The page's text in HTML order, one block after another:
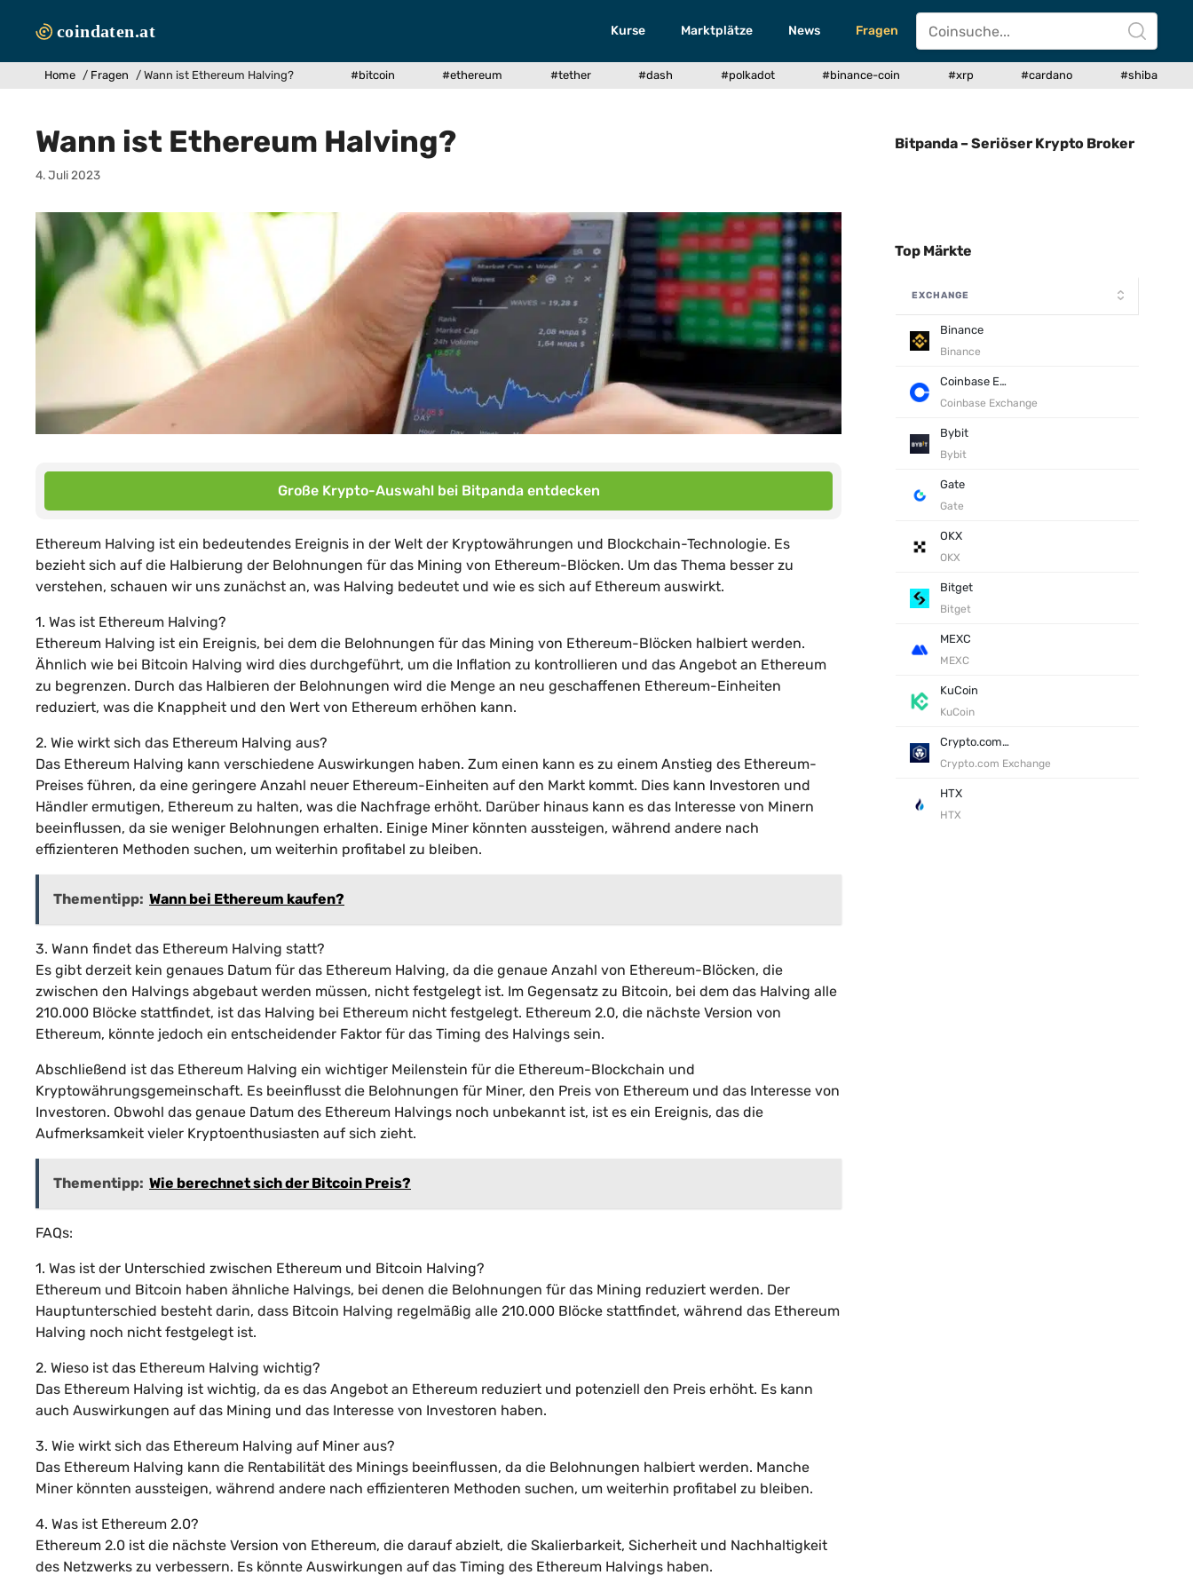
Inhalt
Kurse Marktplätze News Fragen
Home / Fragen / Wann ist Ethereum Halving? #bitcoin #ethereum #tether #dash #polkadot #binance-coin #xrp #cardano #shiba
Wann ist Ethereum Halving?
4. Juli 2023
Große Krypto-Auswahl bei Bitpanda entdecken
Ethereum Halving ist ein bedeutendes Ereignis in der Welt der Kryptowährungen und Blockchain-Technologie. Es
bezieht sich auf die Halbierung der Belohnungen für das Mining von Ethereum-Blöcken. Um das Thema besser zu
verstehen, schauen wir uns zunächst an, was Halving bedeutet und wie es sich auf Ethereum auswirkt.
1. Was ist Ethereum Halving?
Ethereum Halving ist ein Ereignis, bei dem die Belohnungen für das Mining von Ethereum-Blöcken halbiert werden.
Ähnlich wie bei Bitcoin Halving wird dies durchgeführt, um die Inflation zu kontrollieren und das Angebot an Ethereum
zu begrenzen. Durch das Halbieren der Belohnungen wird die Menge an neu geschaffenen Ethereum-Einheiten
reduziert, was die Knappheit und den Wert von Ethereum erhöhen kann.
2. Wie wirkt sich das Ethereum Halving aus?
Das Ethereum Halving kann verschiedene Auswirkungen haben. Zum einen kann es zu einem Anstieg des Ethereum-
Preises führen, da eine geringere Anzahl neuer Ethereum-Einheiten auf den Markt kommt. Dies kann Investoren und
Händler ermutigen, Ethereum zu halten, was die Nachfrage erhöht. Darüber hinaus kann es das Interesse von Minern
beeinflussen, da sie weniger Belohnungen erhalten. Einige Miner könnten aussteigen, während andere nach
effizienteren Methoden suchen, um weiterhin profitabel zu bleiben.
Thementipp: Wann bei Ethereum kaufen?
3. Wann findet das Ethereum Halving statt?
Es gibt derzeit kein genaues Datum für das Ethereum Halving, da die genaue Anzahl von Ethereum-Blöcken, die
zwischen den Halvings abgebaut werden müssen, nicht festgelegt ist. Im Gegensatz zu Bitcoin, bei dem das Halving alle
210.000 Blöcke stattfindet, ist das Halving bei Ethereum nicht festgelegt. Ethereum 2.0, die nächste Version von
Ethereum, könnte jedoch ein entscheidender Faktor für das Timing des Halvings sein.
Abschließend ist das Ethereum Halving ein wichtiger Meilenstein für die Ethereum-Blockchain und
Kryptowährungsgemeinschaft. Es beeinflusst die Belohnungen für Miner, den Preis von Ethereum und das Interesse von
Investoren. Obwohl das genaue Datum des Ethereum Halvings noch unbekannt ist, ist es ein Ereignis, das die
Aufmerksamkeit vieler Kryptoenthusiasten auf sich zieht.
Thementipp: Wie berechnet sich der Bitcoin Preis?
FAQs:
1. Was ist der Unterschied zwischen Ethereum und Bitcoin Halving?
Ethereum und Bitcoin haben ähnliche Halvings, bei denen die Belohnungen für das Mining reduziert werden. Der
Hauptunterschied besteht darin, dass Bitcoin Halving regelmäßig alle 210.000 Blöcke stattfindet, während das Ethereum
Halving noch nicht festgelegt ist.
2. Wieso ist das Ethereum Halving wichtig?
Das Ethereum Halving ist wichtig, da es das Angebot an Ethereum reduziert und potenziell den Preis erhöht. Es kann
auch Auswirkungen auf das Mining und das Interesse von Investoren haben.
3. Wie wirkt sich das Ethereum Halving auf Miner aus?
Das Ethereum Halving kann die Rentabilität des Minings beeinflussen, da die Belohnungen halbiert werden. Manche
Miner könnten aussteigen, während andere nach effizienteren Methoden suchen, um weiterhin profitabel zu bleiben.
4. Was ist Ethereum 2.0?
Ethereum 2.0 ist die nächste Version von Ethereum, die darauf abzielt, die Skalierbarkeit, Sicherheit und Nachhaltigkeit
des Netzwerks zu verbessern. Es könnte Auswirkungen auf das Timing des Ethereum Halvings haben.
Bitpanda – Seriöser Krypto Broker
Top Märkte
EXCHANGE
Binance
Binance
Coinbase Exchange
Coinbase Exchange
Bybit
Bybit
Gate
Gate
OKX
OKX
Bitget
Bitget
MEXC
MEXC
KuCoin
KuCoin
Crypto.com Exchange
Crypto.com Exchange
HTX
HTX